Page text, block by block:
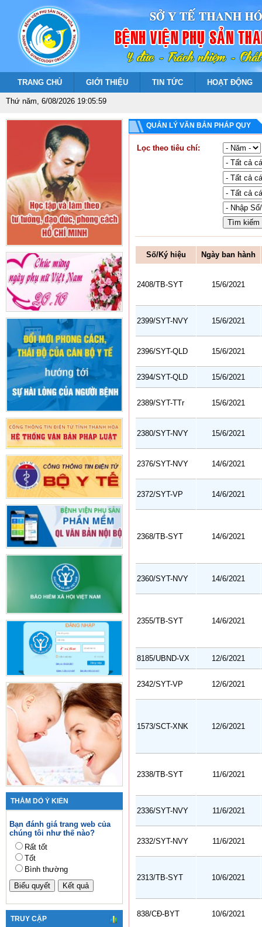
TRANG CHỦ GIỚI THIỆU TIN TỨC HOẠT ĐỘNG
Thứ năm, 6/08/2026 19:05:59
THĂM DÒ Ý KIẾN
Bạn đánh giá trang web của
chúng tôi như thế nào?
Rất tốt
Tốt
Bình thường
TRUY CẬP
QUẢN LÝ VĂN BẢN PHÁP QUY
Lọc theo tiêu chí:
Số/Ký hiệu Ngày ban hành
2408/TB-SYT 15/6/2021
2399/SYT-NVY 15/6/2021
2396/SYT-QLD 15/6/2021
2394/SYT-QLD 15/6/2021
2389/SYT-TTr 15/6/2021
2380/SYT-NVY 15/6/2021
2376/SYT-NVY 14/6/2021
2372/SYT-VP 14/6/2021
2368/TB-SYT 14/6/2021
2360/SYT-NVY 14/6/2021
2355/TB-SYT 14/6/2021
8185/UBND-VX 12/6/2021
2342/SYT-VP 12/6/2021
1573/SCT-XNK 12/6/2021
2338/TB-SYT 11/6/2021
2336/SYT-NVY 11/6/2021
2332/SYT-NVY 11/6/2021
2313/TB-SYT 10/6/2021
838/CĐ-BYT 10/6/2021